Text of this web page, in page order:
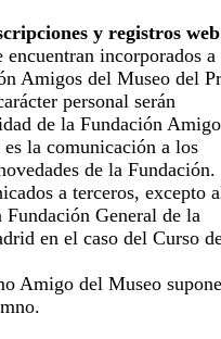
y registros web
encuentran incorporados a
Amigos del Museo del
personal serán
de la Fundación
la comunicación a los
de la Fundación.
a terceros, excepto
General de la
en el caso del Curso
Amigo del Museo